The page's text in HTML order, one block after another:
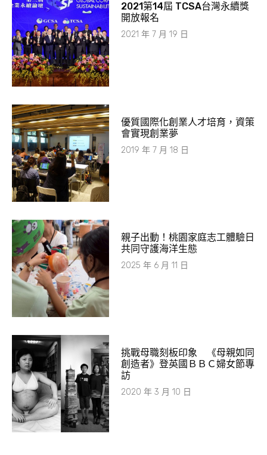
2021第14屆 TCSA台灣永續獎
開放報名
2021 年 7 月 19 日
優質國際化創業人才培育，資策
會實現創業夢
2019 年 7 月 18 日
親子出動！桃園家庭志工體驗日
共同守護海洋生態
2025 年 6 月 11 日
挑戰母職刻板印象 《母親如同
創造者》登英國ＢＢＣ婦女節專
訪
2020 年 3 月 10 日